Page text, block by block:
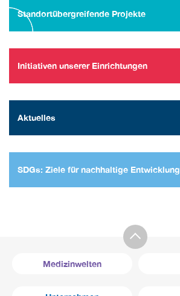
Standortübergreifende Projekte
Initiativen unserer Einrichtungen
Aktuelles
SDGs: Ziele für nachhaltige Entwicklung
Medizinwelten